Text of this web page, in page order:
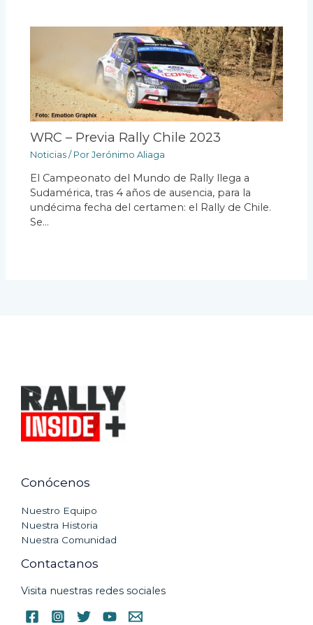
WRC – Previa Rally Chile 2023
Noticias/ Por Jerónimo Aliaga
El Campeonato del Mundo de Rally llega a
Sudamérica, tras 4 años de ausencia, para la
undécima fecha del certamen: el Rally de Chile.
Se…
Conócenos
Nuestro Equipo
Nuestra Historia
Nuestra Comunidad
Contactanos
Visita nuestras redes sociales